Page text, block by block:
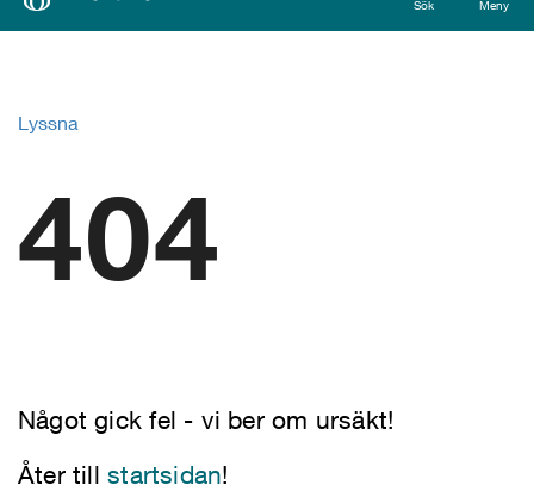
Sök Meny
Lyssna
404
Något gick fel - vi ber om ursäkt!
Åter tillstartsidan!